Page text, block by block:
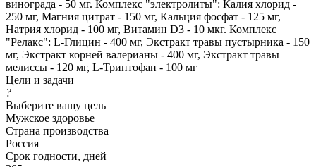
винограда - 50 мг. Комплекс "электролиты": Калия хлорид -
250 мг, Магния цитрат - 150 мг, Кальция фосфат - 125 мг,
Натрия хлорид - 100 мг, Витамин D3 - 10 мкг. Комплекс
"Релакс": L-Глицин - 400 мг, Экстракт травы пустырника - 150
мг, Экстракт корней валерианы - 400 мг, Экстракт травы
мелиссы - 120 мг, L-Триптофан - 100 мг
Цели и задачи
?
Выберите вашу цель
Мужское здоровье
Страна производства
Россия
Срок годности, дней